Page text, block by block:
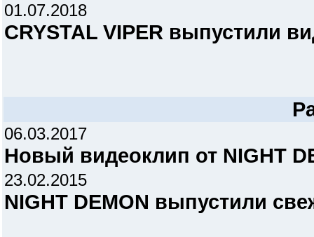
01.07.2018
CRYSTAL VIPER выпустили
06.03.2017
Новый видеоклип от NIGHT
23.02.2015
NIGHT DEMON выпустили